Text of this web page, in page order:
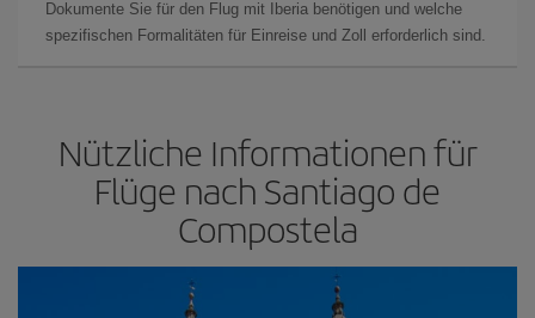
Dokumente Sie für den Flug mit Iberia benötigen und welche
spezifischen Formalitäten für Einreise und Zoll erforderlich sind.
Nützliche Informationen für
Flüge nach Santiago de
Compostela